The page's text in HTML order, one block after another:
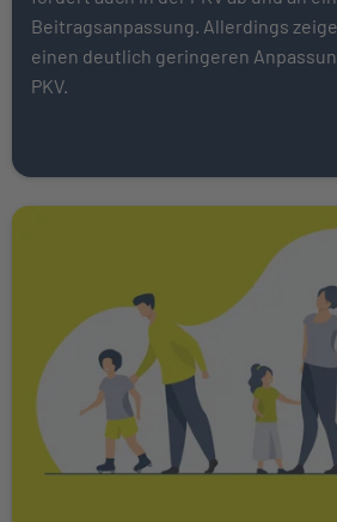
Beitragsanpassung. Allerdings
einen deutlich geringeren
PKV.